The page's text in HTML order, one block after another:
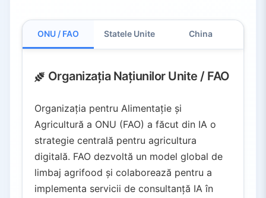
ONU / FAO Statele Unite China
Organizația Națiunilor Unite / FAO
Organizația pentru Alimentație și
Agricultură a ONU (FAO) a făcut din IA o
strategie centrală pentru agricultura
digitală. FAO dezvoltă un model global de
limbaj agrifood și colaborează pentru a
implementa servicii de consultanță IA în